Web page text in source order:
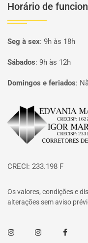
Horário de
Seg à sex: 9h às 18h
Sábados: 9h às 12h
Domingos e feriados:
Página inicial
CRECI: 233.198 F
Os valores, condições e
alterações sem aviso
InstagramInstagram